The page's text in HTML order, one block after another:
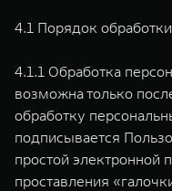
4.1 Порядок
4.1.1 Обработка
возможна только
обработку
подписывается
простой электронной
проставления